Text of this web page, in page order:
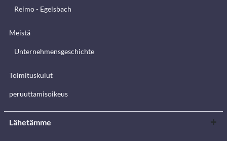
Reimo - Egelsbach
Meistä
Unternehmensgeschichte
Toimituskulut
peruuttamisoikeus
Lähetämme